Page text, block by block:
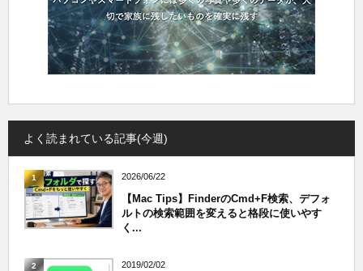
よく読まれている記事(今週)
1 2026/06/22
【Mac Tips】FinderのCmd+F検索、デフォ
ルトの検索範囲を変えると格段に使いやす
く...
2 2019/02/02